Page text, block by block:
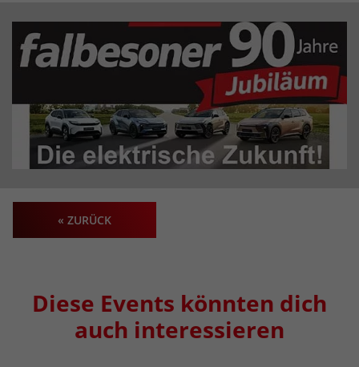
« ZURÜCK
Diese Events könnten dich
auch interessieren